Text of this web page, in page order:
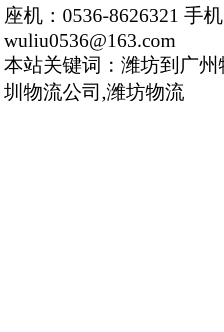
座机：0536-8626321 手
wuliu0536@163.com
本站关键词：潍坊到广
圳物流公司,潍坊物流